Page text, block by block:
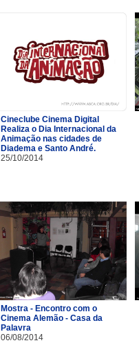
Cineclube Cinema Digital
Realiza o Dia Internacional da
Animação nas cidades de
Diadema e Santo André.
25/10/2014
Mostra - Encontro com o
Cinema Alemão - Casa da
Palavra
06/08/2014